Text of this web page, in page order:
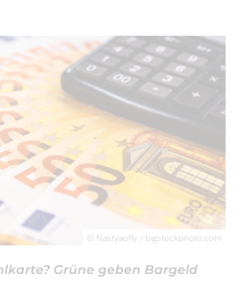
© Nastyaofly / bigstockphoto.com
Grüne geben Bargeld